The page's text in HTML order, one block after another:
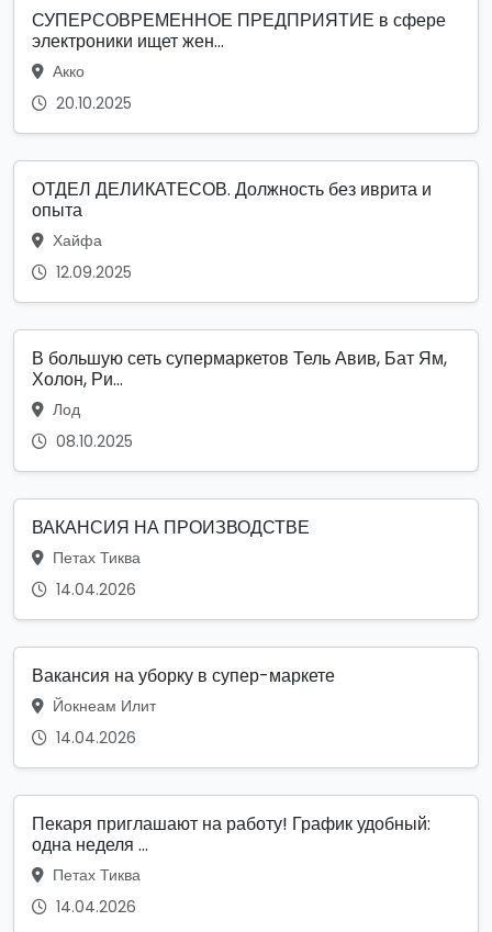
СУПЕРСОВРЕМЕННОЕ ПРЕДПРИЯТИЕ в сфере
электроники ищет жен...
Акко
20.10.2025
ОТДЕЛ ДЕЛИКАТЕСОВ. Должность без иврита и
опыта
Хайфа
12.09.2025
В большую сеть супермаркетов Тель Авив, Бат Ям,
Холон, Ри...
Лод
08.10.2025
ВАКАНСИЯ НА ПРОИЗВОДСТВЕ
Петах Тиква
14.04.2026
Вакансия на уборку в супер-маркете
Йокнеам Илит
14.04.2026
Пекаря приглашают на работу! График удобный:
одна неделя ...
Петах Тиква
14.04.2026